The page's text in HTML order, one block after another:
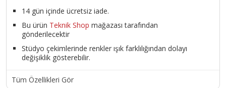
14 gün içinde ücretsiz iade.
Bu ürün Teknik Shop mağazası tarafından
gönderilecektir
Stüdyo çekimlerinde renkler ışık farklılığından dolayı
değişiklik gösterebilir.
Tüm Özellikleri Gör